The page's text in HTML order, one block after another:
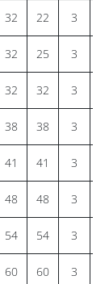
32 22 3
32 25 3
32 32 3
38 38 3
41 41 3
48 48 3
54 54 3
60 60 3